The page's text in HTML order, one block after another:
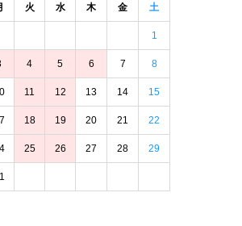
火 水 木 金 土
1
4 5 6 7 8
11 12 13 14 15
18 19 20 21 22
25 26 27 28 29